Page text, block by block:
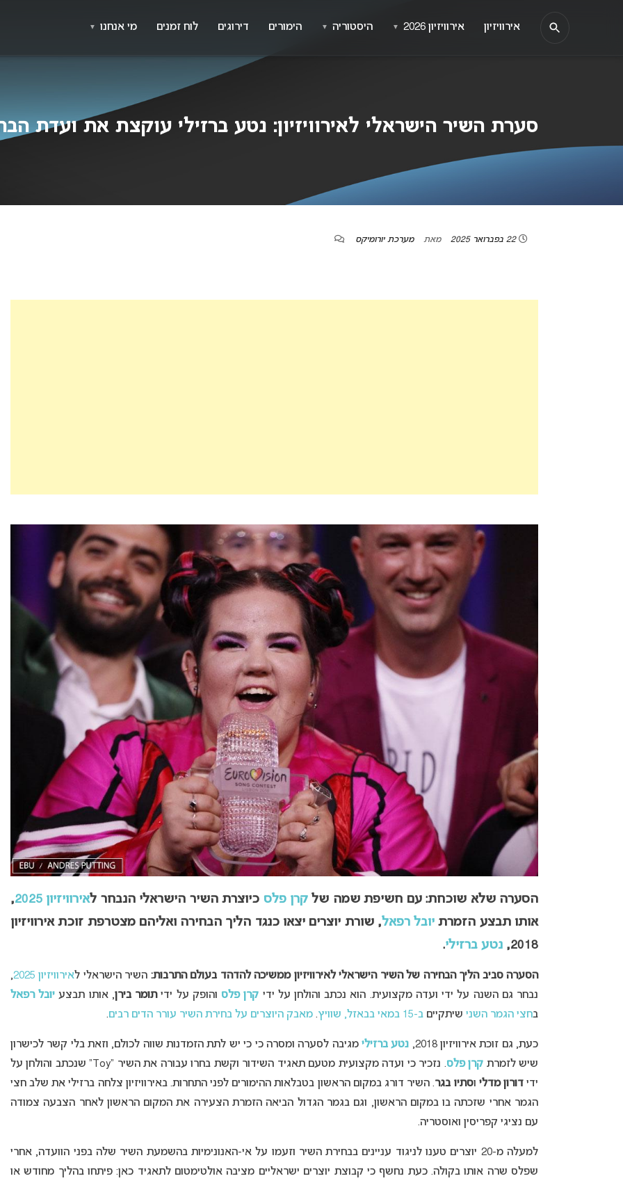
סערת השיר הישראלי לאירוויזיון: נטע ברזילי עוקצת את ועדת
22 בפברואר 2025 מאת מערכת יורומיקס
הסערה שלא שוכחת: עם חשיפת שמה של קרן פלס כיוצרת השיר הישראלי הנבחר לאירוויזיון 2025
,
אותו תבצע הזמרת יובל רפאל, שורת יוצרים יצאו כנגד הליך הבחירה ואליהם מצטרפת זוכת אירוויזיון
2018,
נטע ברזילי.
הסערה סביב הליך הבחירה של השיר הישראלי לאירוויזיון ממשיכה להדהד בעולם התרבות: השיר הישראלי לאירוויזיון 2025
,
נבחר גם השנה על ידי ועדה מקצועית. הוא נכתב והולחן על ידי קרן פלס והופק על ידיתומר בירן, אותו תבצע יובל רפאל
בחצי הגמר השני שיתקיים ב-15 במאי בבאזל, שוויץ. מאבק היוצרים על בחירת השיר עורר הדים רבים.
כעת, גם זוכת אירוויזיון 2018, נטע ברזילי מגיבה לסערה ומסרה כי כי יש לתת הזמדנות שווה לכולם, וזאת בלי קשר לכישרון
שיש לזמרת קרן פלס
. נזכיר כי ועדה מקצועית מטעם תאגיד השידור וקשת בחרו עבורה את השיר “Toy” שנכתב והולחן על
ידידורון מדלי וסתיו בגר. השיר דורג במקום הראשון בטבלאות ההימורים לפני התחרות. באירוויזיון צלחה ברזילי את שלב חצי
הגמר אחרי שזכתה בו במקום הראשון, וגם בגמר הגדול הביאה הזמרת הצעירה את המקום הראשון לאחר הצבעה צמודה
עם נציגי קפריסין ואוסטריה.
למעלה מ-20 יוצרים טענו לניגוד עניינים בבחירת השיר וזעמו על אי-האנונימיות בהשמעת השיר שלה בפני הוועדה, אחרי
שפלס שרה אותו בקולה. כעת נחשף כי קבוצת יוצרים ישראליים מציבה אולטימטום לתאגיד כאן: פיתחו בהליך מחודש או
אירוויזיון אירוויזיון 2026 ▼ היסטוריה ▼ הימורים דירוגים לוח זמנים מי אנחנו ▼